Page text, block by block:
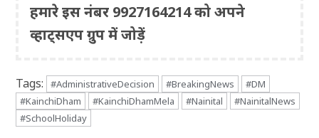
हमारे इस नंबर 9927164214 को अपने
व्हाट्सएप ग्रुप में जोड़ें
Tags: #AdministrativeDecision #BreakingNews
#DM
#KainchiDham
#KainchiDhamMela #Nainital
#NainitalNews
#SchoolHoliday